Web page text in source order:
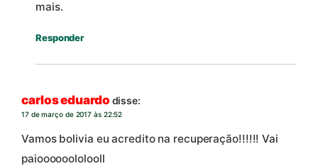
mais.
Responder
carlos eduardo disse:
17 de março de 2017 às 22:52
Vamos bolivia eu acredito na recuperação!!!!!! Vai
paioooooololooll